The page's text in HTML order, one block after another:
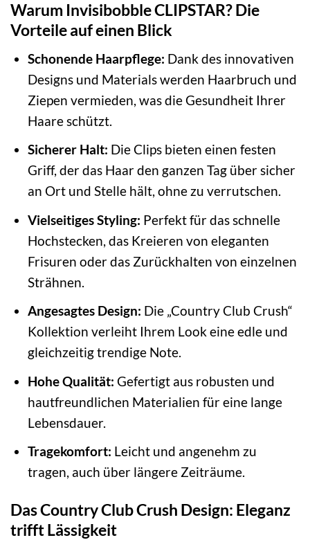
Warum Invisibobble CLIPSTAR? Die
Vorteile auf einen Blick
Schonende Haarpflege: Dank des innovativen
Designs und Materials werden Haarbruch und
Ziepen vermieden, was die Gesundheit Ihrer
Haare schützt.
Sicherer Halt: Die Clips bieten einen festen
Griff, der das Haar den ganzen Tag über sicher
an Ort und Stelle hält, ohne zu verrutschen.
Vielseitiges Styling: Perfekt für das schnelle
Hochstecken, das Kreieren von eleganten
Frisuren oder das Zurückhalten von einzelnen
Strähnen.
Angesagtes Design: Die „Country Club Crush“
Kollektion verleiht Ihrem Look eine edle und
gleichzeitig trendige Note.
Hohe Qualität: Gefertigt aus robusten und
hautfreundlichen Materialien für eine lange
Lebensdauer.
Tragekomfort: Leicht und angenehm zu
tragen, auch über längere Zeiträume.
Das Country Club Crush Design: Eleganz
trifft Lässigkeit